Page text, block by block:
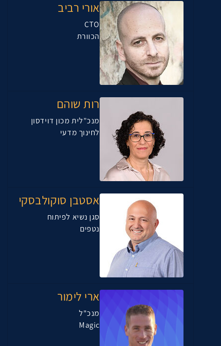
אורי רביב
CTO
הכוורת
רות שוהם
מנכ”לית מכון דוידסון
לחינוך מדעי
אסטבן סוקולבסקי
סגן נשיא לפיתוח
נטפים
ארי לימור
מנכ"ל
Magic